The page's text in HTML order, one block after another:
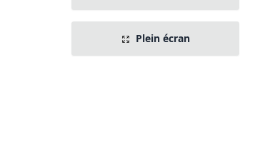
Plein écran